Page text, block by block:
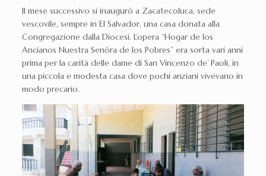
Il mese successivo si inaugurò a Zacatecoluca, sede
vescovile, sempre in El Salvador, una casa donata alla
Congregazione dalla Diocesi. L’opera “Hogar de los
Ancianos Nuestra Senõra de los Pobres” era sorta vari anni
prima per la carità delle dame di San Vincenzo de’ Paoli, in
una piccola e modesta casa dove pochi anziani vivevano in
modo precario.